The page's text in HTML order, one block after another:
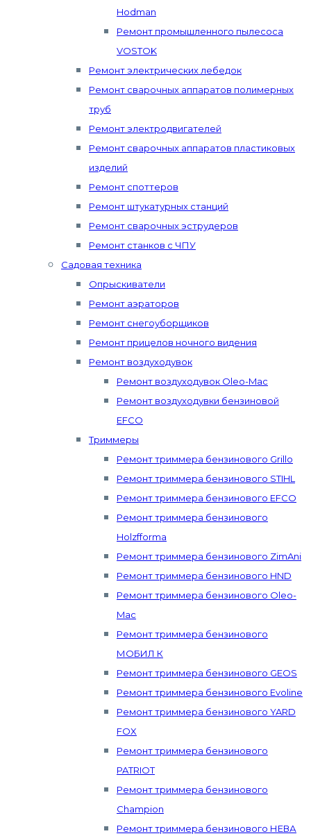
Hodman
Ремонт промышленного пылесоса
VOSTOK
Ремонт электрических лебедок
Ремонт сварочных аппаратов полимерных
труб
Ремонт электродвигателей
Ремонт сварочных аппаратов пластиковых
изделий
Ремонт споттеров
Ремонт штукатурных станций
Ремонт сварочных эструдеров
Ремонт станков с ЧПУ
Садовая техника
Опрыскиватели
Ремонт аэраторов
Ремонт снегоуборщиков
Ремонт прицелов ночного видения
Ремонт воздуходувок
Ремонт воздуходувок Oleo-Mac
Ремонт воздуходувки бензиновой
EFCO
Триммеры
Ремонт триммера бензинового Grillo
Ремонт триммера бензинового STIHL
Ремонт триммера бензинового EFCO
Ремонт триммера бензинового
Holzfforma
Ремонт триммера бензинового ZimAni
Ремонт триммера бензинового HND
Ремонт триммера бензинового Oleo-
Mac
Ремонт триммера бензинового
МОБИЛ К
Ремонт триммера бензинового GEOS
Ремонт триммера бензинового Evoline
Ремонт триммера бензинового YARD
FOX
Ремонт триммера бензинового
PATRIOT
Ремонт триммера бензинового
Champion
Ремонт триммера бензинового НЕВА